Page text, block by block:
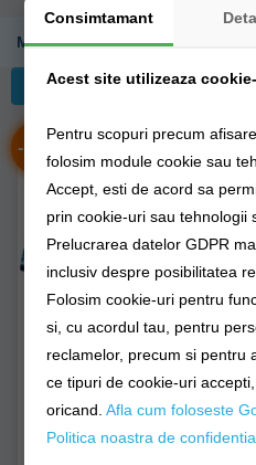
Maneci UV
Filtreaza
-
Maneci Bluza Savage
Gear Protectie Soare
Marine Uv Sea Blue One
Consimtamant
Acest site utilizeaza
Pentru scopuri precum
folosim module cookie sau
Accept, esti de acord sa
prin cookie-uri sau tehnologii
Prelucrarea datelor GDPR
inclusiv despre posibilitatea
Folosim cookie-uri pentru
si, cu acordul tau, pentru
reclamelor, precum si pentru
ce tipuri de cookie-uri
oricand.Afla cum foloseste
Politica noastra de